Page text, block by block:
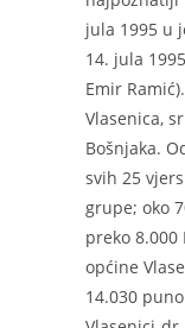
jula 1995 u
14. jula
Emir Ramić).
Vlasenica,
Bošnjaka.
svih 25
grupe; oko
preko
općine
14.030